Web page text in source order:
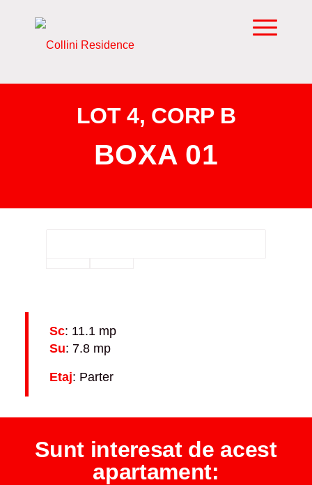
LOT 4, CORP B
BOXA 01
Sc: 11.1 mp
Su: 7.8 mp
Etaj: Parter
Sunt interesat de acest
apartament: